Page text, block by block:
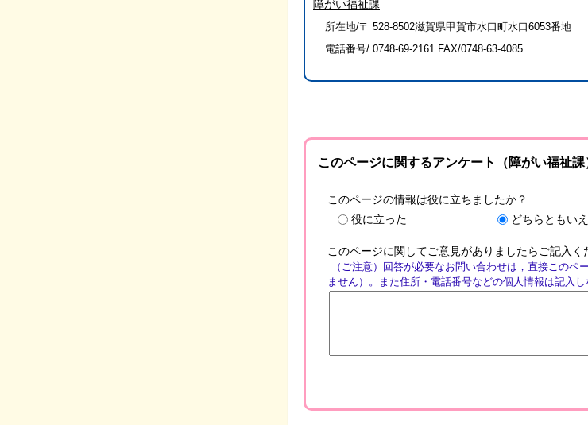
障がい福祉課
所在地/〒 528-8502滋賀県甲賀市水口町水口6053番地
電話番号/ 0748-69-2161 FAX/0748-63-4085
このページに関するアンケート（障がい福祉課
このページの情報は役に立ちましたか？
役に立った
どちらともい
このページに関してご意見がありましたらご記入く
（ご注意）回答が必要なお問い合わせは，直接この
ません）。また住所・電話番号などの個人情報は記入